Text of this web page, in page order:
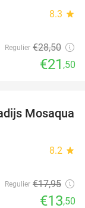
8.3 star
Regulier €28,50
€21 ,50
25%
Mosaqua
8.2 star
Regulier €17,95
€13,50